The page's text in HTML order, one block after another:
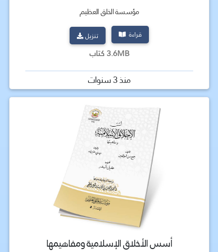
مؤسسة الخلق العظيم
قراءة تنزيل
3.6MB كتاب
منذ 3 سنوات
أسس الأخلاق الإسلامية ومفاهيمها